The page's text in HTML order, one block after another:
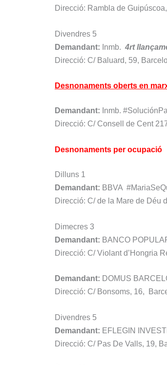
Direcció: Rambla de
Divendres 5
Demandant: Inmb. 4rt
Direcció: C/ Baluard, 59,
Desnonaments oberts en
Demandant: Inmb.
Direcció: C/ Consell de Cent
Desnonaments per ocupació
Dilluns 1
Demandant: BBVA
Direcció: C/ de la Mare de Déu
Dimecres 3
Demandant: BANCO
Direcció: C/ Violant d’Hongria
Demandant: DOMUS
Direcció: C/ Bonsoms, 16,
Divendres 5
Demandant: EFLEGIN
Direcció: C/ Pas De Valls, 19,